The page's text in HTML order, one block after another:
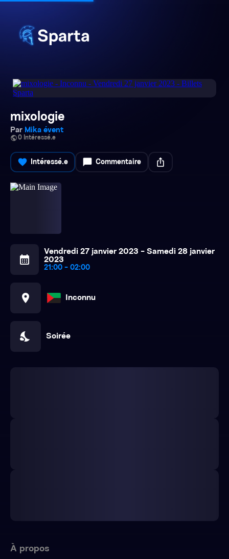
mixologie
Par Mika évent
public0 Intéressé.e
favorite Intéressé.e chat_bubble Commentaire ios_share
calendar_month
Vendredi 27 janvier 2023 - Samedi 28 janvier
2023
21:00 - 02:00
location_on Inconnu
nights_stay Soirée
À propos